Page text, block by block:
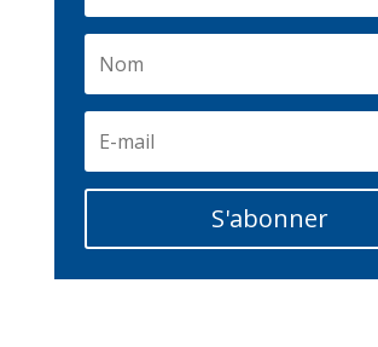
S'abonner